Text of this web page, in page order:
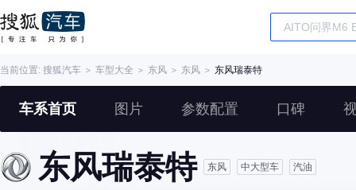
当前位置: 搜狐汽车 ＞ 车型大全 ＞ 东风 ＞ 东风 ＞ 东风瑞泰特
车系首页 图片 参数配置 口碑
东风瑞泰特 东风 中大型车 汽油